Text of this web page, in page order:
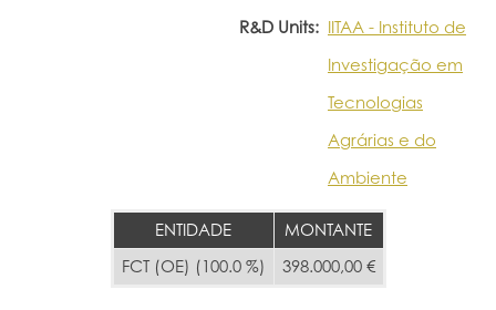
R&D Units: IITAA - Instituto de
Investigação em
Tecnologias
Agrárias e do
Ambiente
ENTIDADE
MONTANTE
FCT (OE) (100.0 %)
398.000,00 €